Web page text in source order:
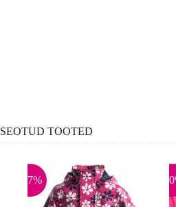
SEOTUD TOOTED
-17% -